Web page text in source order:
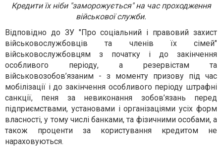
Кредити їх ніби "заморожується" на час проходження
військової служби.
Відповідно до ЗУ "Про соціальний і правовий захист
військовослужбовців та членів їх сімей"
військовослужбовцям з початку і до закінчення
особливого періоду, а резервістам та
військовозобов’язаним - з моменту призову під час
мобілізації і до закінчення особливого періоду штрафні
санкції, пеня за невиконання зобов’язань перед
підприємствами, установами і організаціями усіх форм
власності, у тому числі банками, та фізичними особами, а
також проценти за користування кредитом не
нараховуються.